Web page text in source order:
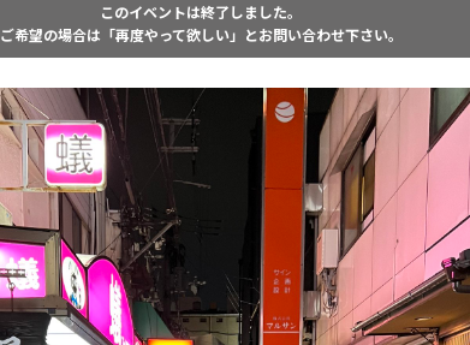
このイベントは終了しました。
ご希望の場合は「再度やって欲しい」とお問い合わせ下さい。